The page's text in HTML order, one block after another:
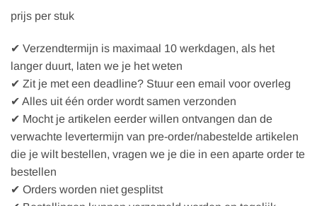
prijs per stuk
✔ Verzendtermijn is maximaal 10 werkdagen, als het
langer duurt, laten we je het weten
✔ Zit je met een deadline? Stuur een email voor overleg
✔ Alles uit één order wordt samen verzonden
✔ Mocht je artikelen eerder willen ontvangen dan de
verwachte levertermijn van pre-order/nabestelde artikelen
die je wilt bestellen, vragen we je die in een aparte order te
bestellen
✔ Orders worden niet gesplitst